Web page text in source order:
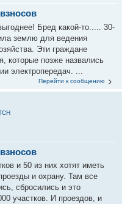
Бред какой-то..... 30-
землю для ведения
Эти граждане
которые позже назвались
электропередач. ...
Перейти к сообщению
и 50 из них хотят иметь
и охрану. Там все
сбросились и это
участков. И проездов, и